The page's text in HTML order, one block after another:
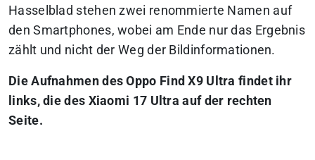
Hasselblad stehen zwei renommierte Namen auf
den Smartphones, wobei am Ende nur das Ergebnis
zählt und nicht der Weg der Bildinformationen.
Die Aufnahmen des Oppo Find X9 Ultra findet ihr
links, die des Xiaomi 17 Ultra auf der rechten
Seite.